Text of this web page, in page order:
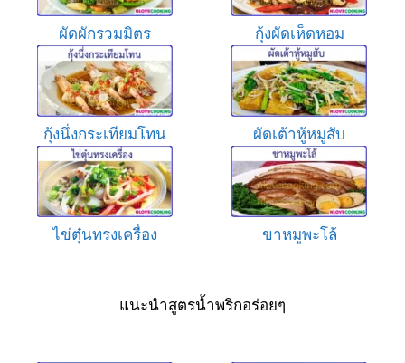
ผัดผักรวมมิตร กุ้งผัดเห็ดหอม
กุ้งนึ่งกระเทียมโทน ผัดเต้าหู้หมูสับ
ไข่ตุ๋นทรงเครื่อง ขาหมูพะโล้
แนะนำสูตรน้ำพริกอร่อยๆ